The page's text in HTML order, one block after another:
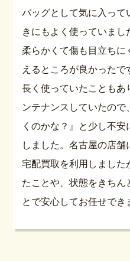
バッグとして気に入って
きにもよく使っていま
柔らかくて傷も目立ち
えるところが良かったで
長く使っていたこともあ
ンテナンスしていたの
くのかな？』と少し不
しました。名古屋の店
宅配買取を利用しました
たことや、状態をきち
とで安心してお任せでき